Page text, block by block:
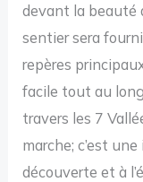
devant la beauté
sentier sera
repères
facile tout au
travers les 7
marche; c’est
découverte et à